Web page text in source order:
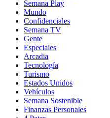
Semana Play
Mundo
Confidenciales
Semana TV
Gente
Especiales
Arcadia
Tecnología
Turismo
Estados Unidos
Vehículos
Semana Sostenible
Finanzas Personales